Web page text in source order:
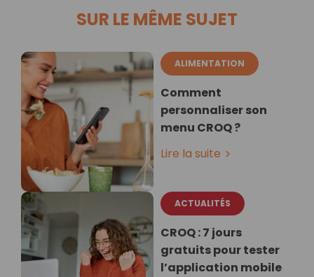
SUR LE MÊME SUJET
ALIMENTATION
Comment
personnaliser son
menu CROQ ?
Lire la suite
ACTUALITÉS
CROQ : 7 jours
gratuits pour tester
l’application mobile